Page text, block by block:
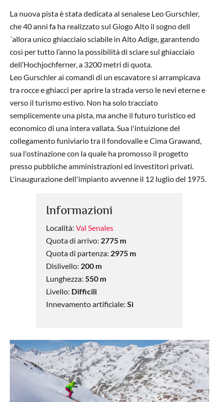
La nuova pista è stata dedicata al senalese Leo Gurschler,
che 40 anni fa ha realizzato sul Giogo Alto il sogno dell
´allora unico ghiacciaio sciabile in Alto Adige, garantendo
così per tutto l’anno la possibilità di sciare sul ghiacciaio
dell’Hochjochferner, a 3200 metri di quota.
Leo Gurschlerai comandi di un escavatore si arrampicava
tra rocce e ghiacci per aprire la stradaverso le nevi eterne e
verso il turismo estivo. Non ha solotracciato
semplicemente una pista, ma anche il futuro turistico ed
economico di una intera vallata. Sua l'intuizione del
collegamentofuniviariotra il fondovalle e CimaGrawand,
sua l'ostinazione con la quale ha promosso il progetto
presso pubblicheamministrazioni ed investitori privati.
L'inaugurazione dell'impianto avvenne il 12 luglio del 1975.
Informazioni
Località: Val Senales
Quota di arrivo: 2775 m
Quota di partenza: 2975 m
Dislivello: 200 m
Lunghezza: 550 m
Livello: Difficili
Innevamento artificiale: Sì